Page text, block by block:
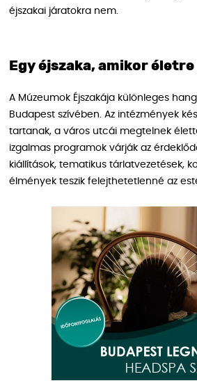
éjszakai járatokra nem.
Egy éjszaka, amikor
A Múzeumok Éjszakája különleges
Budapest szívében. Az intézmények
tartanak, a város utcái megtelnek
izgalmas programok várják az
kiállítások, tematikus tárlatvezetések,
élmények teszik felejthetetlenné az